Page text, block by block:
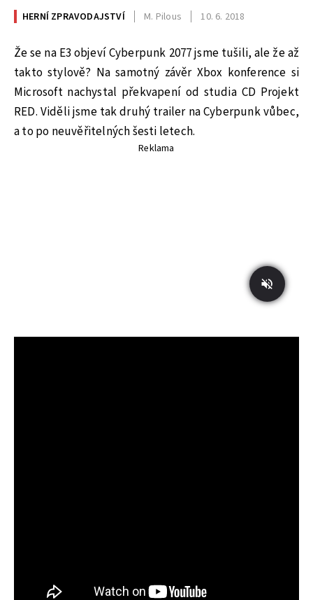
HERNÍ ZPRAVODAJSTVÍ M. Pilous 10. 6. 2018
Že se na E3 objeví Cyberpunk 2077 jsme tušili, ale že až
takto stylově? Na samotný závěr Xbox konference si
Microsoft nachystal překvapení od studia CD Projekt
RED. Viděli jsme tak druhý trailer na Cyberpunk vůbec,
a to po neuvěřitelných šesti letech.
Reklama